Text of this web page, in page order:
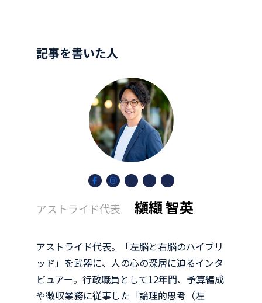
記事を書いた人
ア
イ
ン
リ
ア
イ
ン
リ
ア
イ
ア
イ
ン
リ
ア
イ
ン
リ
アストライド代表 纐纈 智英
アストライド代表。「左脳と右脳のハイブリ
ッド」を武器に、人の心の深層に迫るインタ
ビュアー。行政職員として12年間、予算編成
や徴収業務に従事した「論理的思考（左